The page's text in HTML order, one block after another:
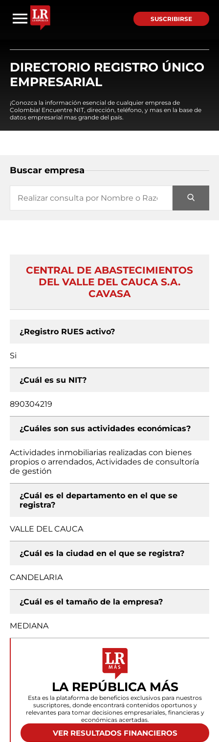
SUSCRIBIRSE
DIRECTORIO REGISTRO ÚNICO
EMPRESARIAL
¡Conozca la información esencial de cualquier empresa de
Colombia! Encuentre NIT, dirección, teléfono, y mas en la base de
datos empresarial mas grande del país.
Buscar empresa
CENTRAL DE ABASTECIMIENTOS
DEL VALLE DEL CAUCA S.A.
CAVASA
¿Registro RUES activo?
Si
¿Cuál es su NIT?
890304219
¿Cuáles son sus actividades económicas?
Actividades inmobiliarias realizadas con bienes
propios o arrendados, Actividades de consultoría
de gestión
¿Cuál es el departamento en el que se
registra?
VALLE DEL CAUCA
¿Cuál es la ciudad en el que se registra?
CANDELARIA
¿Cuál es el tamaño de la empresa?
MEDIANA
LA REPÚBLICA MÁS
Esta es la plataforma de beneficios exclusivos para nuestros
suscriptores, donde encontrará contenidos oportunos y
relevantes para tomar decisiones empresariales, financieras y
económicas acertadas.
VER RESULTADOS FINANCIEROS